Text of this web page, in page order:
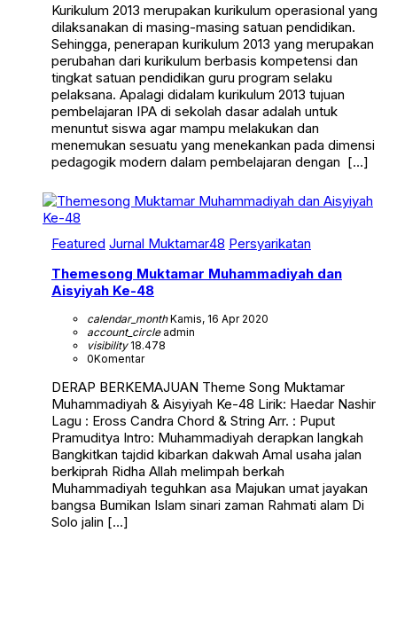
Kurikulum 2013 merupakan kurikulum operasional yang
dilaksanakan di masing-masing satuan pendidikan.
Sehingga, penerapan kurikulum 2013 yang merupakan
perubahan dari kurikulum berbasis kompetensi dan
tingkat satuan pendidikan guru program selaku
pelaksana. Apalagi didalam kurikulum 2013 tujuan
pembelajaran IPA di sekolah dasar adalah untuk
menuntut siswa agar mampu melakukan dan
menemukan sesuatu yang menekankan pada dimensi
pedagogik modern dalam pembelajaran dengan […]
Featured Jurnal Muktamar48 Persyarikatan
Themesong Muktamar Muhammadiyah dan
Aisyiyah Ke-48
calendar_monthKamis, 16 Apr 2020
account_circleadmin
visibility18.478
0Komentar
DERAP BERKEMAJUAN Theme Song Muktamar
Muhammadiyah & Aisyiyah Ke-48 Lirik: Haedar Nashir
Lagu : Eross Candra Chord & String Arr. : Puput
Pramuditya Intro: Muhammadiyah derapkan langkah
Bangkitkan tajdid kibarkan dakwah Amal usaha jalan
berkiprah Ridha Allah melimpah berkah
Muhammadiyah teguhkan asa Majukan umat jayakan
bangsa Bumikan Islam sinari zaman Rahmati alam Di
Solo jalin […]